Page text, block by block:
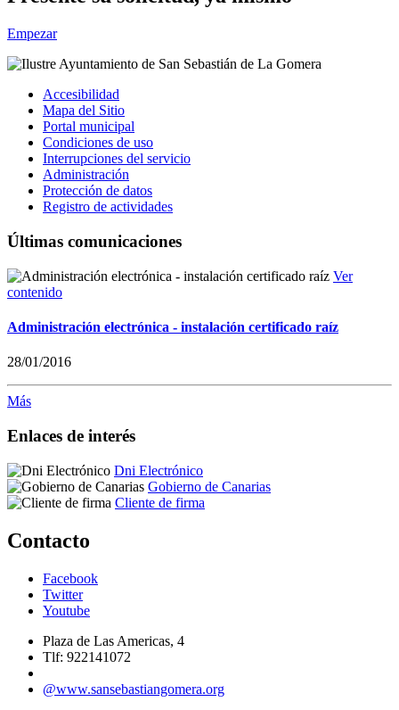
Empezar
Accesibilidad
Mapa del Sitio
Portal municipal
Condiciones de uso
Interrupciones del servicio
Administración
Protección de datos
Registro de actividades
Últimas comunicaciones
Ver
contenido
Administración electrónica - instalación certificado raíz
28/01/2016
Más
Enlaces de interés
Dni Electrónico
Gobierno de Canarias
Cliente de firma
Contacto
Facebook
Twitter
Youtube
Plaza de Las Americas, 4
Tlf: 922141072
@www.sansebastiangomera.org